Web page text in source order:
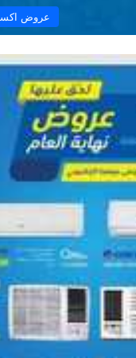
عروض